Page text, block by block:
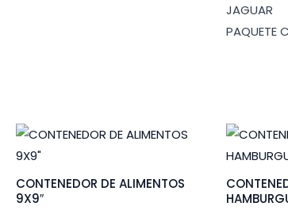
JAGUAR
PAQUETE
CONTENEDOR DE ALIMENTOS
9X9″